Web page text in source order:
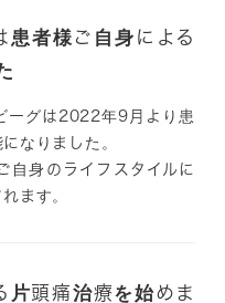
患者様ご自身による
ーグは2022年9月より患
なりました。
自身のライフスタイルに
ます。
片頭痛治療を始めま